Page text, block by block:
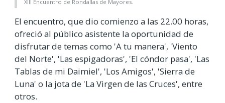
XIII Encuentro de Rondallas de Mayores.
El encuentro, que dio comienzo a las 22.00 horas,
ofreció al público asistente la oportunidad de
disfrutar de temas como 'A tu manera', 'Viento
del Norte', 'Las espigadoras', 'El cóndor pasa', 'Las
Tablas de mi Daimiel', 'Los Amigos', 'Sierra de
Luna' o la jota de 'La Virgen de las Cruces', entre
otros.